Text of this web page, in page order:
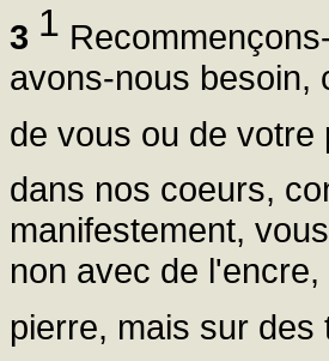
3 1
avons-nous besoin,
de vous ou de votre
dans nos coeurs,
manifestement,
non avec de
pierre, mais sur